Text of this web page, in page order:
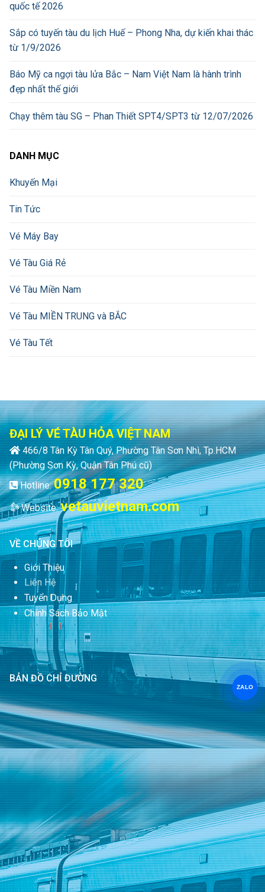
quốc tế 2026
Sắp có tuyến tàu du lịch Huế – Phong Nha, dự kiến khai thác
từ 1/9/2026
Báo Mỹ ca ngợi tàu lửa Bắc – Nam Việt Nam là hành trình
đẹp nhất thế giới
Chạy thêm tàu SG – Phan Thiết SPT4/SPT3 từ 12/07/2026
DANH MỤC
Khuyến Mại
Tin Tức
Vé Máy Bay
Vé Tàu Giá Rẻ
Vé Tàu Miền Nam
Vé Tàu MIỀN TRUNG và BẮC
Vé Tàu Tết
ĐẠI LÝ VÉ TÀU HỎA VIỆT NAM
466/8 Tân Kỳ Tân Quý, Phường Tân Sơn Nhì, Tp.HCM
(Phường Sơn Kỳ, Quận Tân Phú cũ)
Hotline:0918 177 320
Website:vetauvietnam.com
VỀ CHÚNG TÔI
Giới Thiệu
Liên Hệ
Tuyển Dụng
Chính Sách Bảo Mật
BẢN ĐỒ CHỈ ĐƯỜNG
ZALO